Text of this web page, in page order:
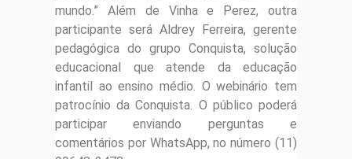
mundo.” Além de Vinha e Perez, outra
participante será Aldrey Ferreira, gerente
pedagógica do grupo Conquista, solução
educacional que atende da educação
infantil ao ensino médio. O webinário tem
patrocínio da Conquista. O público poderá
participar enviando perguntas e
comentários por WhatsApp, no número (11)